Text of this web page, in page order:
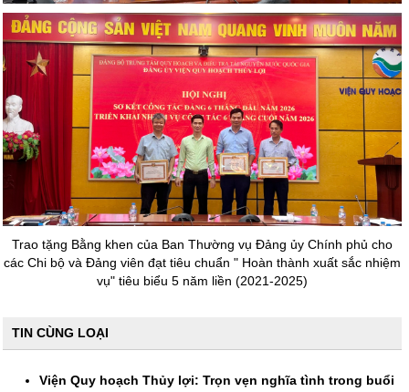
Trao tặng Bằng khen của Ban Thường vụ Đảng ủy Chính phủ cho
các Chi bộ và Đảng viên đạt tiêu chuẩn " Hoàn thành xuất sắc nhiệm
vụ" tiêu biểu 5 năm liền (2021-2025)
TIN CÙNG LOẠI
Viện Quy hoạch Thủy lợi: Trọn vẹn nghĩa tình trong buổi